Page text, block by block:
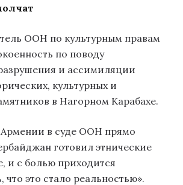
ООН по культурным правам
по поводу
и ассимиляции
культурных и
в Нагорном Карабахе.
Армении в суде ООН прямо
готовил этнические
и с болью приходится
что это стало реальностью».